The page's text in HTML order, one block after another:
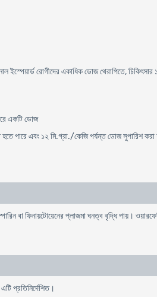
রোগীদের একাধিক ডোজ থেরাপিতে,
একটি ডোজ
হতে পারে এবং ১২ মি.গ্রা./কেজি পর্যন্ত ডোজ সুপারিশ করা
বা ফিনায়টোয়েনের প্লাজমা ঘনত্ব বৃদ্ধি পায়।
প্রতিনির্দেশিত।